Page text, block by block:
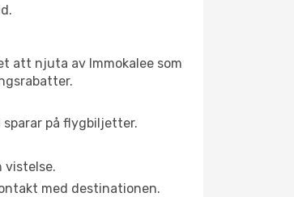
att njuta av Immokalee som
på flygbiljetter.
vistelse.
med destinationen.